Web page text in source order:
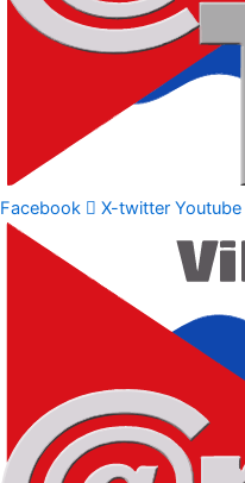
Facebook X-twitter Youtube